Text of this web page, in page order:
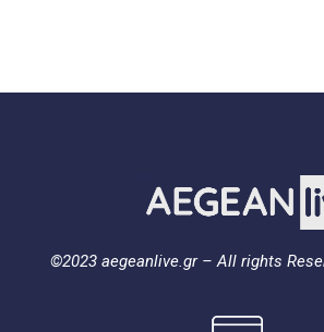
©2023 aegeanlive.gr – All rights